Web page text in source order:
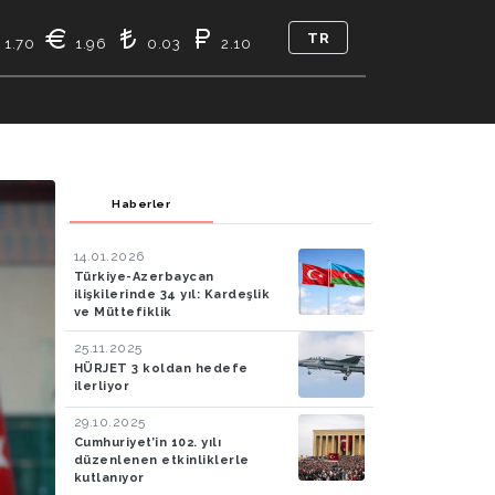
1.70 1.96 0.03 2.10 TR
Haberler
14.01.2026
Türkiye-Azerbaycan
ilişkilerinde 34 yıl: Kardeşlik
ve Müttefiklik
25.11.2025
HÜRJET 3 koldan hedefe
ilerliyor
29.10.2025
Cumhuriyet’in 102. yılı
düzenlenen etkinliklerle
kutlanıyor